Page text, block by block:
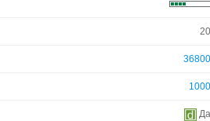
20
36800
1000
Да